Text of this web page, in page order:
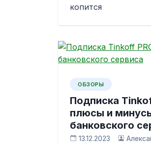
копится
ОБЗОРЫ
Подписка
плюсы и
банковского
13.12.2023